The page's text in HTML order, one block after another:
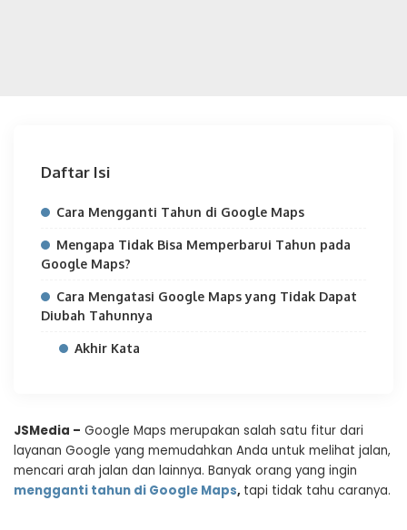
Daftar Isi
Cara Mengganti Tahun di Google Maps
Mengapa Tidak Bisa Memperbarui Tahun pada
Google Maps?
Cara Mengatasi Google Maps yang Tidak Dapat
Diubah Tahunnya
Akhir Kata
JSMedia – Google Maps merupakan salah satu fitur dari
layanan Google yang memudahkan Anda untuk melihat jalan,
mencari arah jalan dan lainnya. Banyak orang yang ingin
mengganti tahun di Google Maps, tapi tidak tahu caranya.